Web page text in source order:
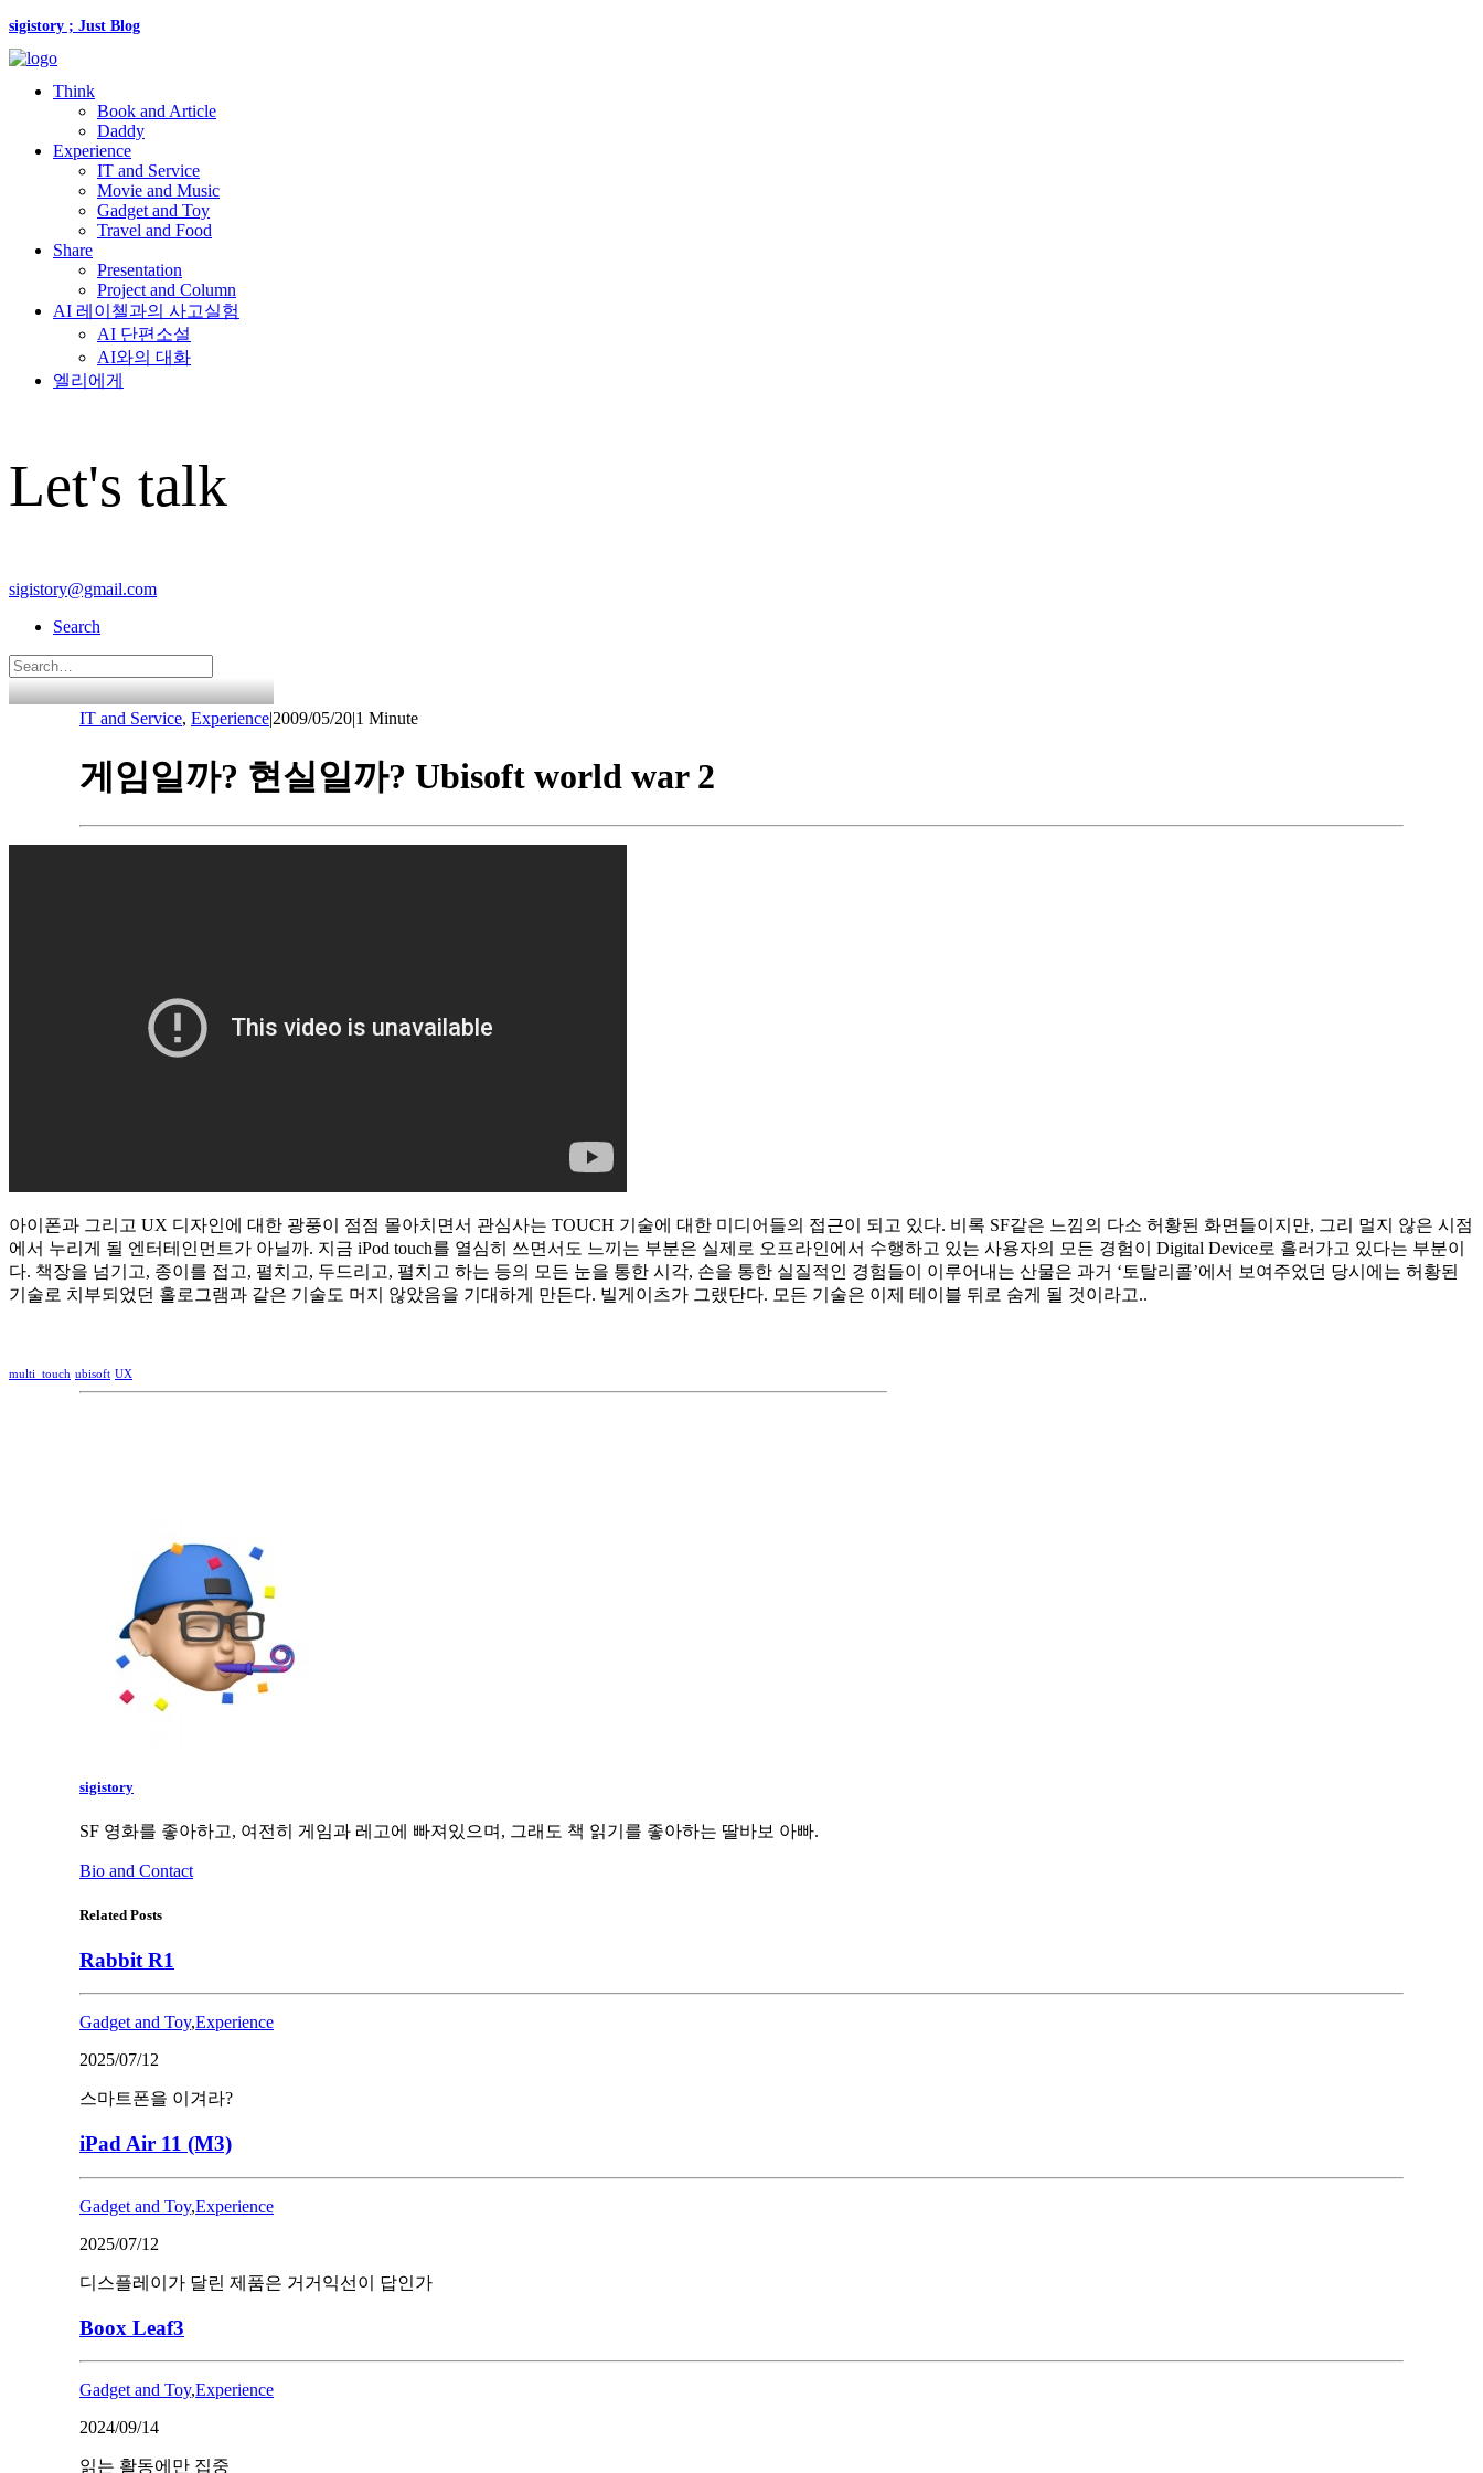
sigistory ; Just Blog
Think
Book and Article
Daddy
Experience
IT and Service
Movie and Music
Gadget and Toy
Travel and Food
Share
Presentation
Project and Column
AI 레이첼과의 사고실험
AI 단편소설
AI와의 대화
엘리에게
Let's talk
sigistory@gmail.com
Search
IT and Service, Experience|2009/05/20|1 Minute
게임일까? 현실일까? Ubisoft world war 2
아이폰과 그리고 UX 디자인에 대한 광풍이 점점 몰아치면서 관심사는 TOUCH 기술에 대한 미디어들의 접근이 되고 있다. 비록 SF같은 느낌의 다소 허황된 화면들이지만, 그리 멀지 않은 시점
에서 누리게 될 엔터테인먼트가 아닐까. 지금 iPod touch를 열심히 쓰면서도 느끼는 부분은 실제로 오프라인에서 수행하고 있는 사용자의 모든 경험이 Digital Device로 흘러가고 있다는 부분이
다. 책장을 넘기고, 종이를 접고, 펼치고, 두드리고, 펼치고 하는 등의 모든 눈을 통한 시각, 손을 통한 실질적인 경험들이 이루어내는 산물은 과거 ‘토탈리콜’에서 보여주었던 당시에는 허황된
기술로 치부되었던 홀로그램과 같은 기술도 머지 않았음을 기대하게 만든다. 빌게이츠가 그랬단다. 모든 기술은 이제 테이블 뒤로 숨게 될 것이라고..
multi_touch ubisoft UX
sigistory
SF 영화를 좋아하고, 여전히 게임과 레고에 빠져있으며, 그래도 책 읽기를 좋아하는 딸바보 아빠.
Bio and Contact
Related Posts
Rabbit R1
Gadget and Toy,Experience
2025/07/12
스마트폰을 이겨라?
iPad Air 11 (M3)
Gadget and Toy,Experience
2025/07/12
디스플레이가 달린 제품은 거거익선이 답인가
Boox Leaf3
Gadget and Toy,Experience
2024/09/14
읽는 활동에만 집중